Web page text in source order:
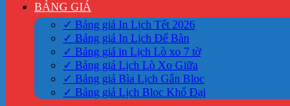
BẢNG GIÁ
✓ Bảng giá In Lịch Tết 2026
✓ Bảng giá In Lịch Để Bàn
✓ Bảng giá in Lịch Lò xo 7 tờ
✓ Bảng giá Lịch Lò Xo Giữa
✓ Bảng giá Bìa Lịch Gắn Bloc
✓ Bảng giá Lịch Bloc Khổ Đại